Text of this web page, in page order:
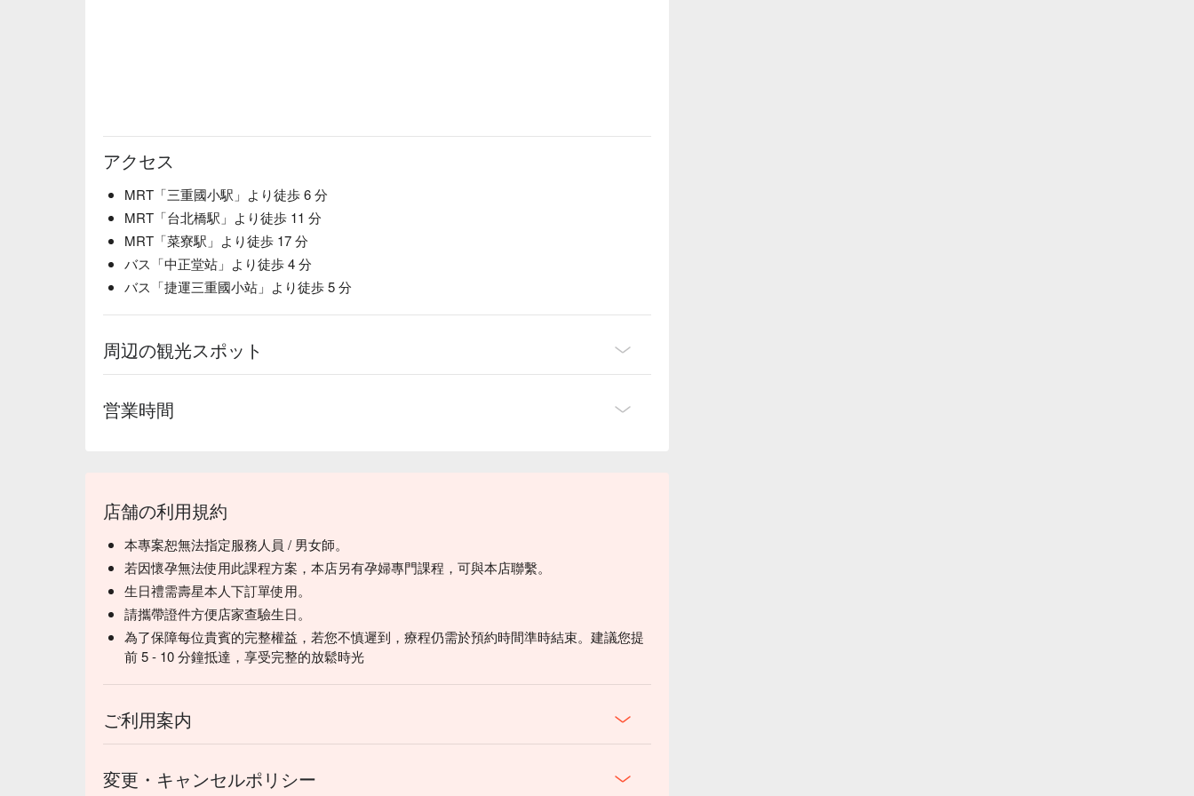
アクセス
MRT「三重國小駅」より徒歩 6 分
MRT「台北橋駅」より徒歩 11 分
MRT「菜寮駅」より徒歩 17 分
バス「中正堂站」より徒歩 4 分
バス「捷運三重國小站」より徒歩 5 分
周辺の観光スポット
営業時間
店舗の利用規約
本專案恕無法指定服務人員 / 男女師。
若因懷孕無法使用此課程方案，本店另有孕婦專門課程，可與本店聯繫。
生日禮需壽星本人下訂單使用。
請攜帶證件方便店家查驗生日。
為了保障每位貴賓的完整權益，若您不慎遲到，療程仍需於預約時間準時結束。建議您提
前 5 - 10 分鐘抵達，享受完整的放鬆時光
ご利用案内
変更・キャンセルポリシー